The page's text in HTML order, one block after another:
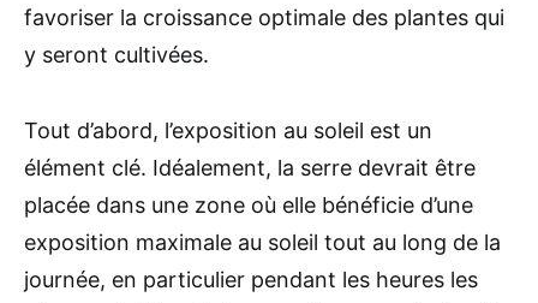
favoriser la croissance optimale des plantes qui
y seront cultivées.
Tout d’abord, l’exposition au soleil est un
élément clé. Idéalement, la serre devrait être
placée dans une zone où elle bénéficie d’une
exposition maximale au soleil tout au long de la
journée, en particulier pendant les heures les